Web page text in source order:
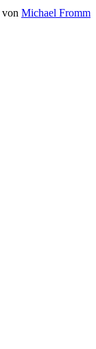
von Michael Fromm